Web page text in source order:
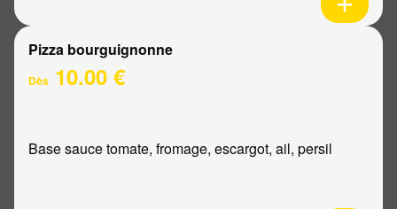
Pizza bourguignonne
Dès 10.00 €
Base sauce tomate, fromage, escargot, ail, persil